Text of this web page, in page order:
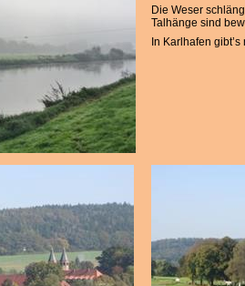
Die Weser
Talhänge sind
In Karlhafen